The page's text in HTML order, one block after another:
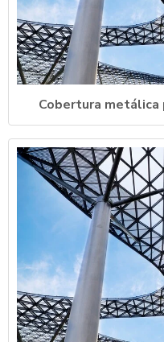
Cobertura